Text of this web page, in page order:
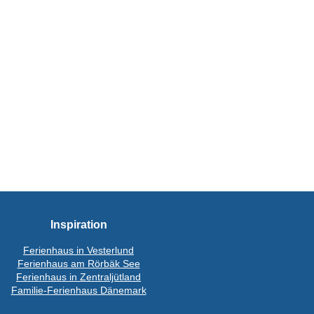
Inspiration
Ferienhaus in Vesterlund
Ferienhaus am Rörbäk See
Ferienhaus in Zentraljütland
Familie-Ferienhaus Dänemark